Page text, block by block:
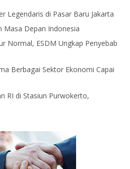
Legendaris di Pasar Baru Jakarta
Masa Depan Indonesia
Normal, ESDM Ungkap Penyebab
Berbagai Sektor Ekonomi Capai
RI di Stasiun Purwokerto,